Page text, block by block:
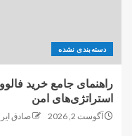
دسته‌بندی نشده
راهنمای جامع خرید
استراتژی‌های امن
آگوست 2, 2026 صادق